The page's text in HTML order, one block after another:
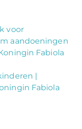
voor
aandoeningen
Fabiola
|
Fabiola